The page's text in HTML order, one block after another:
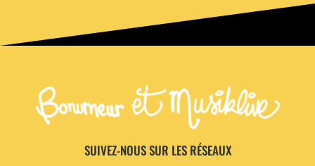
SUIVEZ-NOUS SUR LES RÉSEAUX